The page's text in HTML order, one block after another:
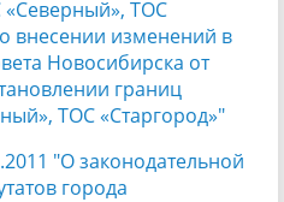
«Северный», ТОС
внесении изменений в
Новосибирска от
границ
ТОС «Старгород»"
"О законодательной
города